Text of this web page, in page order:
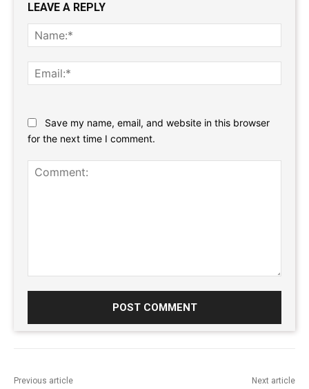
LEAVE A REPLY
Save my name, email, and website in this browser
for the next time I comment.
Previous article Next article